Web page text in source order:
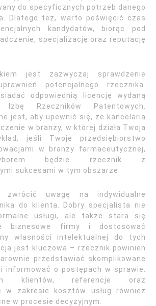
do specyficznych potrzeb danego
Dlatego też, warto poświęcić czas
kandydatów, biorąc pod
specjalizację oraz reputację
jest zazwyczaj sprawdzenie
potencjalnego rzecznika.
odpowiednią licencję wydaną
Rzeczników Patentowych.
jest, aby upewnić się, że kancelaria
w branży, w której działa Twoja
jeśli Twoje przedsiębiorstwo
w branży farmaceutycznej,
będzie rzecznik z
sukcesami w tym obszarze.
zwrócić uwagę na indywidualne
do klienta. Dobry specjalista nie
usługi, ale także stara się
biznesowe firmy i dostosować
własności intelektualnej do tych
jest kluczowa – rzecznik powinien
przedstawiać skomplikowane
informować o postępach w sprawie.
klientów, referencje oraz
w zakresie kosztów usług również
w procesie decyzyjnym.